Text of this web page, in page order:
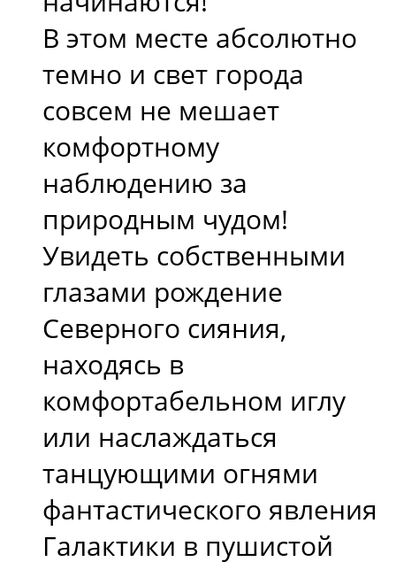
В этом месте абсолютно
темно и свет города
совсем не мешает
комфортному
наблюдению за
природным чудом!
Увидеть собственными
глазами рождение
Северного сияния,
находясь в
комфортабельном иглу
или наслаждаться
танцующими огнями
фантастического явления
Галактики в пушистой